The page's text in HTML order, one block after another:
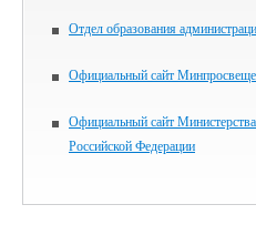
Отдел образования
Официальный сайт
Официальный сайт
Российской Федерации